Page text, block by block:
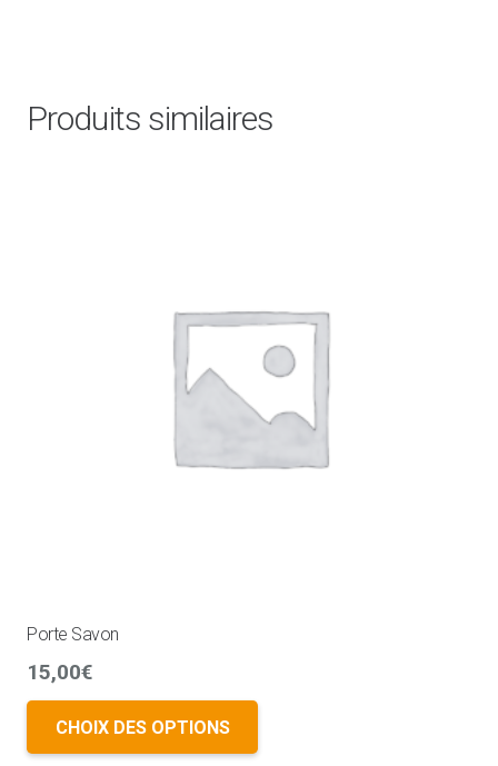
Produits similaires
Porte Savon
15,00€
CHOIX DES OPTIONS